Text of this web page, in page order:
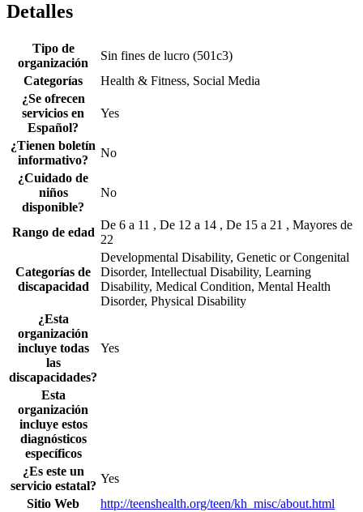
Detalles
Tipo de
organización
Sin fines de lucro (501c3)
Categorías
Health & Fitness, Social Media
¿Se ofrecen
servicios en
Español?
Yes
¿Tienen boletín
informativo?
No
¿Cuidado de
niños
disponible?
No
Rango de edad
De 6 a 11 , De 12 a 14 , De 15 a 21 , Mayores de
22
Categorías de
discapacidad
Developmental Disability, Genetic or Congenital
Disorder, Intellectual Disability, Learning
Disability, Medical Condition, Mental Health
Disorder, Physical Disability
¿Esta
organización
incluye todas
las
discapacidades?
Yes
Esta
organización
incluye estos
diagnósticos
específicos
¿Es este un
servicio estatal?
Yes
Sitio Web
http://teenshealth.org/teen/kh_misc/about.html